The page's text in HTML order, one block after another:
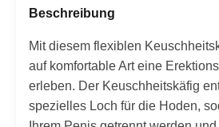
Beschreibung
Mit diesem flexiblen
auf komfortable Art eine
erleben. Der Keuschheitskäfig
spezielles Loch für die Hoden,